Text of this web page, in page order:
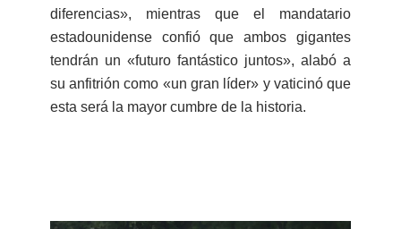
diferencias», mientras que el mandatario
estadounidense confió que ambos gigantes
tendrán un «futuro fantástico juntos», alabó a
su anfitrión como «un gran líder» y vaticinó que
esta será la mayor cumbre de la historia.